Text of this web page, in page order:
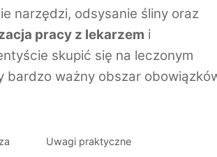
narzędzi, odsysanie śliny oraz
pracy z lekarzem i
skupić się na leczonym
bardzo ważny obszar
Uwagi praktyczne